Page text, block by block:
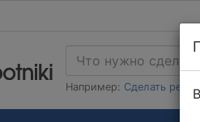
Например: Сделать